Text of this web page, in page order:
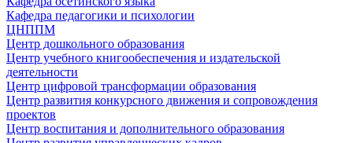
Кафедра педагогики и психологии
ЦНППМ
Центр дошкольного образования
Центр учебного книгообеспечения и издательской
деятельности
Центр цифровой трансформации образования
Центр развития конкурсного движения и сопровождения
проектов
Центр воспитания и дополнительного образования